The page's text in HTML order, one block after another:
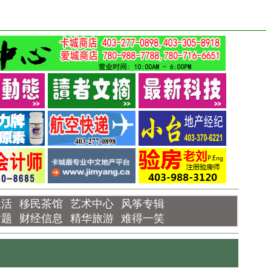
移民茶馆 艺术中心
风筝专辑
财经信息 精华旅游 难得一笑